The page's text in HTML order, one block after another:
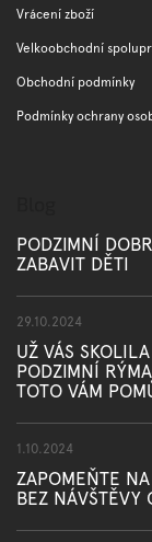
Vrácení zboží
Velkoobchodní
Obchodní podmínky
Podmínky ochrany
PODZIMNÍ
ZABAVIT DĚTI
29.10.2024
UŽ VÁS SKOLILA
PODZIMNÍ
TOTO VÁM
1.10.2024
ZAPOMEŇTE
BEZ NÁVŠTĚVY